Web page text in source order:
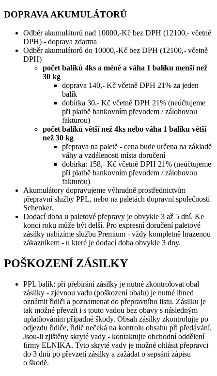
DOPRAVA AKUMULÁTORŮ
Odběr akumulátorů nad 10000,-Kč bez DPH (12100,- včetně
DPH) - doprava zdarma
Odběr akumulátorů do 10000,-Kč bez DPH (12100,- včetně
DPH)
počet balíků 4ks a méně a váha 1 balíku menší než
30 kg
doprava 140,- Kč včetně DPH 21% za jeden
balík
dobírka 30,- Kč včetně DPH 21% (neúčtujeme
při platbě bankovním převodem / zálohovou
fakturou)
počet balíků větší než 4ks nebo váha 1 balíku větší
než 30 kg
přeprava na paletě - cena bude určena na základě
váhy a vzdálenosti místa doručení
dobírka: 158,- Kč včetně DPH 21% (neúčtujeme
při platbě bankovním převodem / zálohovou
fakturou)
Akumulátory dopravujeme výhradně prostřednictvím
přepravní služby PPL, nebo na paletách dopravní společností
Schenker.
Dodací doba u paletové přepravy je obvykle 3 až 5 dní. Ke
konci roku může být delší. Pro expresní doručení paletové
zásilky nabízíme službu Premium - vždy kompletně hrazenou
zákazníkem - u které je dodací doba obvykle 3 dny.
POŠKOZENÍ ZÁSILKY
PPL balík: při přebírání zásilky je nutné zkontrolovat obal
zásilky - zjevnou vadu (poškození obalu) je nutné ihned
oznámit řidiči a poznamenat do přepravního listu. Zásilku je
tak možné převzít i s touto vadou bez obavy s následným
uplatňováním případné škody. Obsah zásilky zkontrolujte po
odjezdu řidiče, řidič nečeká na kontrolu obsahu při předávání.
Jsou-li zjištěny skryté vady - kontaktujte obchodní oddělení
firmy ELNIKA. Tyto skryté vady je možné ohlásit přepravci
do 3 dnů po převzetí zásilky a zažádat o sepsání zápisu
o škodě.